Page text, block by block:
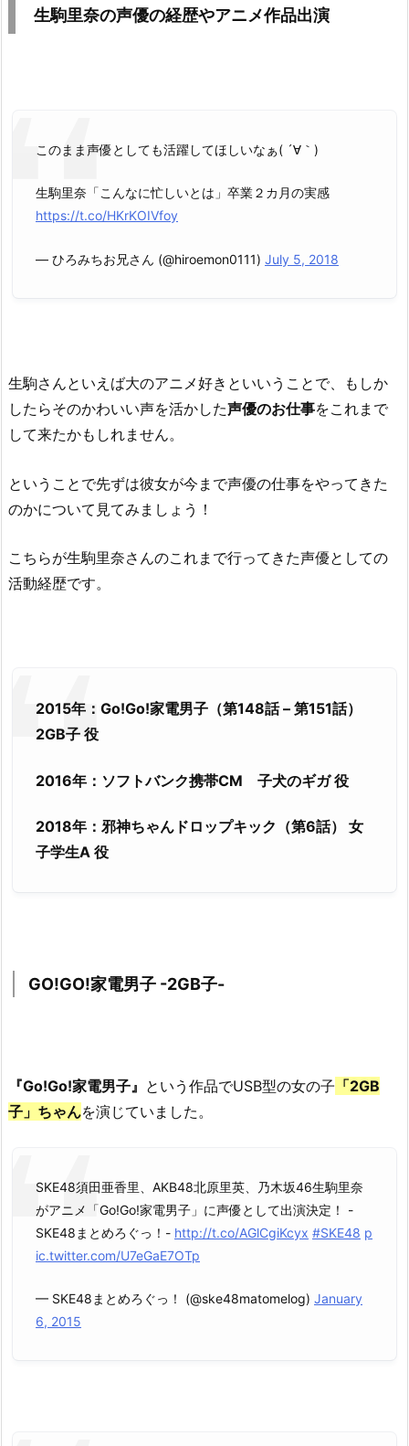
生駒里奈の声優の経歴やアニメ作品出演
このまま声優としても活躍してほしいなぁ( ´∀｀)
生駒里奈「こんなに忙しいとは」卒業２カ月の実感
https://t.co/HKrKOIVfoy
— ひろみちお兄さん (@hiroemon0111) July 5, 2018
生駒さんといえば大のアニメ好きといいうことで、もしか
したらそのかわいい声を活かした声優のお仕事をこれまで
して来たかもしれません。
ということで先ずは彼女が今まで声優の仕事をやってきた
のかについて見てみましょう！
こちらが生駒里奈さんのこれまで行ってきた声優としての
活動経歴です。
2015年：Go!Go!家電男子（第148話 – 第151話）
2GB子 役
2016年：ソフトバンク携帯CM 子犬のギガ 役
2018年：邪神ちゃんドロップキック（第6話） 女
子学生A 役
GO!GO!家電男子 -2GB子-
『Go!Go!家電男子』 という作品でUSB型の女の子 「2GB
子」ちゃんを演じていました。
SKE48須田亜香里、AKB48北原里英、乃木坂46生駒里奈
がアニメ「Go!Go!家電男子」に声優として出演決定！ -
SKE48まとめろぐっ！- http://t.co/AGlCgiKcyx #SKE48 p
ic.twitter.com/U7eGaE7OTp
— SKE48まとめろぐっ！ (@ske48matomelog) January
6, 2015